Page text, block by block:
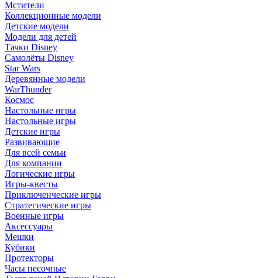
Мстители
Коллекционные модели
Детские модели
Модели для детей
Тачки Disney
Самолёты Disney
Star Wars
Деревянные модели
WarThunder
Космос
Настольные игры
Настольные игры
Детские игры
Развивающие
Для всей семьи
Для компании
Логические игры
Игры-квесты
Приключенческие игры
Стратегические игры
Военные игры
Аксессуары
Мешки
Кубики
Протекторы
Часы песочные